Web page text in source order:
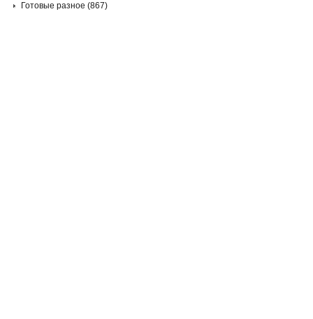
Готовые разное (867)